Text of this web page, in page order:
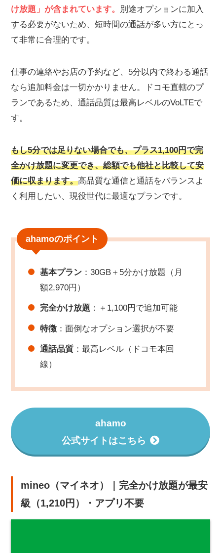
け放題」が含まれています。
別途オプションに加入
する必要がないため、短時間の通話が多い方にとっ
て非常に合理的です。
仕事の連絡やお店の予約など、5分以内で終わる通話
なら追加料金は一切かかりません。ドコモ直轄のプ
ランであるため、通話品質は最高レベルのVoLTEで
す。
もし5分では足りない場合でも、プラス1,100円で完
全かけ放題に変更でき、総額でも他社と比較して安
価に収まります。高品質な通信と通話をバランスよ
く利用したい、現役世代に最適なプランです。
ahamoのポイント
基本プラン ：30GB＋5分かけ放題（月
額2,970円）
完全かけ放題 ：＋1,100円で追加可能
特徴 ：面倒なオプション選択が不要
通話品質 ：最高レベル（ドコモ本回
線）
ahamo
公式サイトはこちら
mineo（マイネオ）｜完全かけ放題が最安
級（1,210円）・アプリ不要